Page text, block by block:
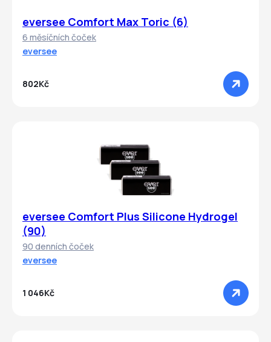
eversee Comfort Max Toric (6)
6 měsíčních čoček
eversee
802Kč
eversee Comfort Plus Silicone Hydrogel
(90)
90 denních čoček
eversee
1 046Kč